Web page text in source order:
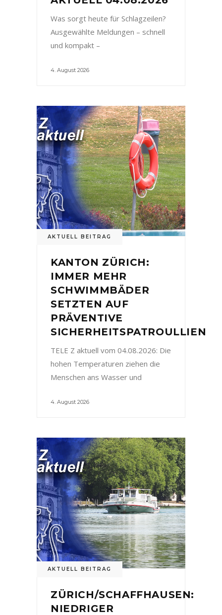
Was sorgt heute für Schlagzeilen?
Ausgewählte Meldungen – schnell
und kompakt –
4. August 2026
AKTUELL BEITRAG
KANTON ZÜRICH:
IMMER MEHR
SCHWIMMBÄDER
SETZTEN AUF
PRÄVENTIVE
SICHERHEITSPATROULLIEN
TELE Z aktuell vom 04.08.2026: Die
hohen Temperaturen ziehen die
Menschen ans Wasser und
4. August 2026
AKTUELL BEITRAG
ZÜRICH/SCHAFFHAUSEN:
NIEDRIGER